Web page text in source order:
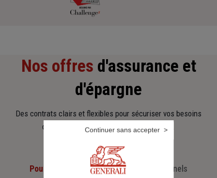
Nos offres d'assurance et
d'épargne
Des contrats clairs et flexibles pour sécuriser vos besoins
d’aujourd’hui et anticiper ceux de demain.
Pour les particuliersPour les professionnels
Continuer sans accepter